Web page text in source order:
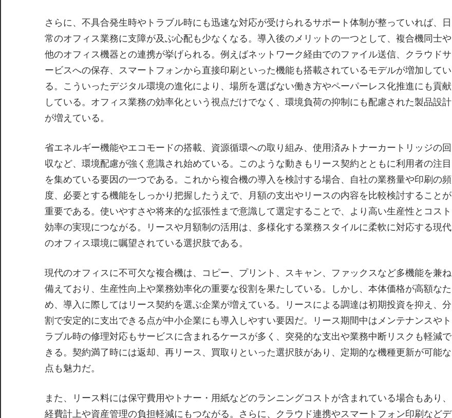
さらに、不具合発生時やトラブル時にも迅速な対応が受けられるサポート体制が整っていれば、日
常のオフィス業務に支障が及ぶ心配も少なくなる。導入後のメリットの一つとして、複合機同士や
他のオフィス機器との連携が挙げられる。例えばネットワーク経由でのファイル送信、クラウドサ
ービスへの保存、スマートフォンから直接印刷といった機能も搭載されているモデルが増加してい
る。こういったデジタル環境の進化により、場所を選ばない働き方やペーパーレス化推進にも貢献
している。オフィス業務の効率化という視点だけでなく、環境負荷の抑制にも配慮された製品設計
が増えている。
省エネルギー機能やエコモードの搭載、資源循環への取り組み、使用済みトナーカートリッジの回
収など、環境配慮が強く意識され始めている。このような動きもリース契約とともに利用者の注目
を集めている要因の一つである。これから複合機の導入を検討する場合、自社の業務量や印刷の頻
度、必要とする機能をしっかり把握したうえで、月額の支出やリースの内容を比較検討することが
重要である。使いやすさや将来的な拡張性まで意識して選定することで、より高い生産性とコスト
効率の実現につながる。リースや月額制の活用は、多様化する業務スタイルに柔軟に対応する現代
のオフィス環境に嘱望されている選択肢である。
現代のオフィスに不可欠な複合機は、コピー、プリント、スキャン、ファックスなど多機能を兼ね
備えており、生産性向上や業務効率化の重要な役割を果たしている。しかし、本体価格が高額なた
め、導入に際してはリース契約を選ぶ企業が増えている。リースによる調達は初期投資を抑え、分
割で安定的に支出できる点が中小企業にも導入しやすい要因だ。リース期間中はメンテナンスやト
ラブル時の修理対応もサービスに含まれるケースが多く、突発的な支出や業務中断リスクも軽減で
きる。契約満了時には返却、再リース、買取りといった選択肢があり、定期的な機種更新が可能な
点も魅力だ。
また、リース料には保守費用やトナー・用紙などのランニングコストが含まれている場合もあり、
経費計上や資産管理の負担軽減にもつながる。さらに、クラウド連携やスマートフォン印刷などデ